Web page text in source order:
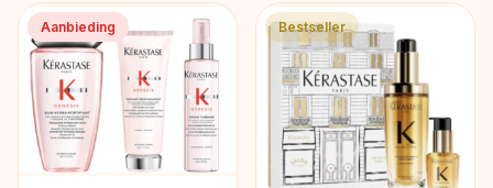
Aanbieding Bestseller